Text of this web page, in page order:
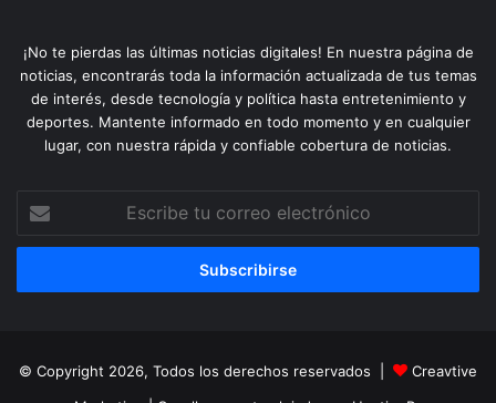
¡No te pierdas las últimas noticias digitales! En nuestra página de
noticias, encontrarás toda la información actualizada de tus temas
de interés, desde tecnología y política hasta entretenimiento y
deportes. Mantente informado en todo momento y en cualquier
lugar, con nuestra rápida y confiable cobertura de noticias.
correo
© Copyright 2026, Todos los derechos reservados |
Creavtive